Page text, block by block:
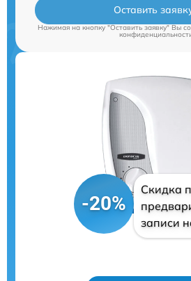
Оставить
Нажимая на кнопку "Оставить заявку" Вы
-20%
Скидка
записи